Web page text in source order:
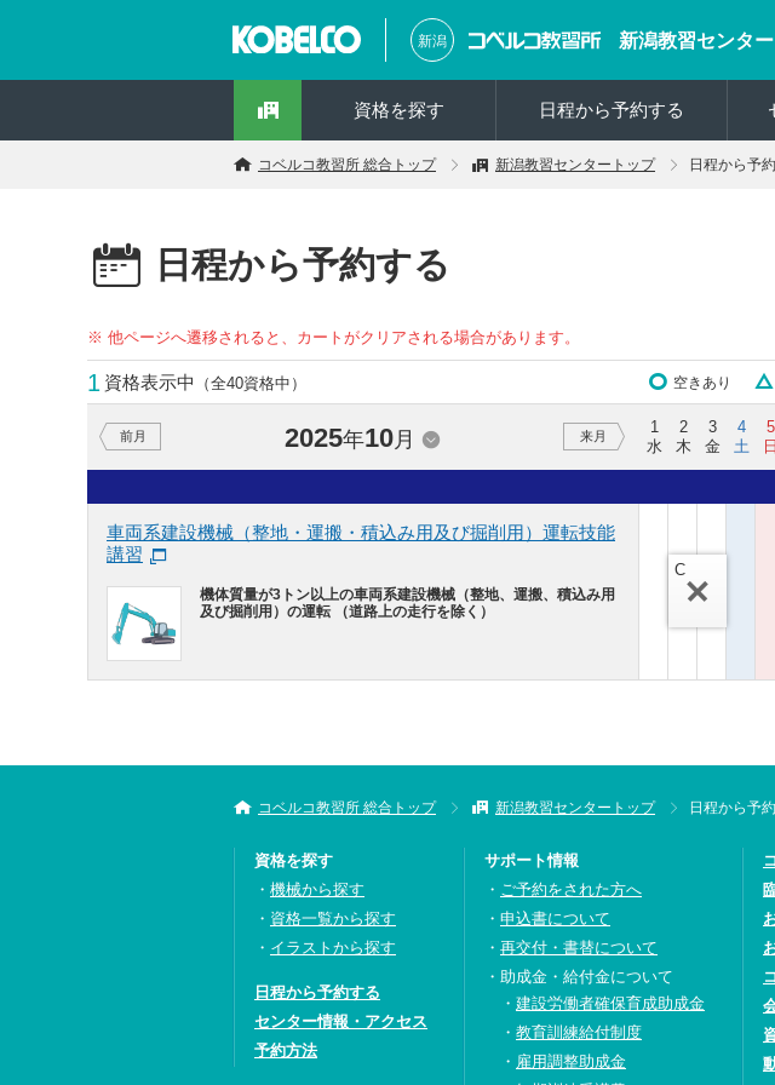
新潟 新潟教習センター
資格を探す 日程から予約する
コベルコ教習所 総合トップ 新潟教習センタートップ 日程から予
日程から予約する
※ 他ページへ遷移されると、カートがクリアされる場合があります。
1 資格表示中 （全40資格中） 空きあり
前月 2025年10月 来月
1
水
2
木
3
金
4
土
5
日
車両系建設機械（整地・運搬・積込み用及び掘削用）運転技能
講習
機体質量が3トン以上の車両系建設機械（整地、運搬、積込み用
及び掘削用）の運転 （道路上の走行を除く）
C
コベルコ教習所 総合トップ 新潟教習センタートップ 日程から予
資格を探す
機械から探す
資格一覧から探す
イラストから探す
日程から予約する
センター情報・アクセス
予約方法
サポート情報
ご予約をされた方へ
申込書について
再交付・書替について
助成金・給付金について
建設労働者確保育成助成金
教育訓練給付制度
雇用調整助成金